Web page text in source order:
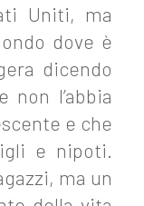
Uniti, ma
dove è
dicendo
non l’abbia
e che
e nipoti.
ma un